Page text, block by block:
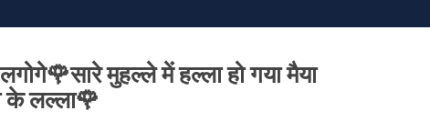
मुहल्ले में हल्ला हो गया मैया
के लल्ला🌹